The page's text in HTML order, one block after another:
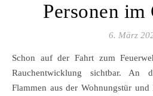
Personen im
6. März
Schon auf der Fahrt zum Feuerwehrhaus war eine deutliche
Rauchentwicklung sichtbar. An
Flammen aus der Wohnungstür